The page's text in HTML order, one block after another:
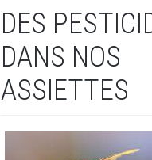
DES
DANS NOS
ASSIETTES